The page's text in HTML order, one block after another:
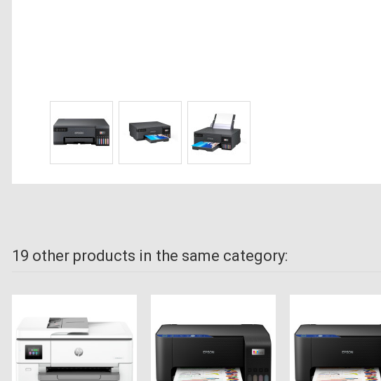
19 other products in the same category: